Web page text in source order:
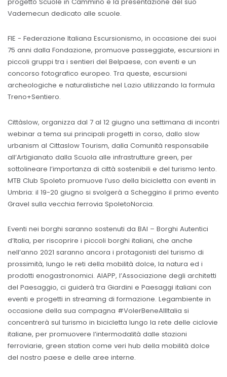
Vademecun dedicato alle scuole.
FIE - Federazione Italiana Escursionismo, in occasione dei suoi
75 anni dalla Fondazione, promuove passeggiate, escursioni in
piccoli gruppi tra i sentieri del Belpaese, con eventi e un
concorso fotografico europeo. Tra queste, escursioni
archeologiche e naturalistiche nel Lazio utilizzando la formula
Treno+Sentiero.
Cittàslow, organizza dal 7 al 12 giugno una settimana di incontri
webinar a tema sui principali progetti in corso, dallo slow
urbanism al Cittaslow Tourism, dalla Comunità responsabile
all’Artigianato dalla Scuola alle infrastrutture green, per
sottolineare l’importanza di città sostenibili e del turismo lento.
MTB Club Spoleto promuove l’uso della bicicletta con eventi in
Umbria: il 19-20 giugno si svolgerà a Scheggino il primo evento
Gravel sulla vecchia ferrovia SpoletoNorcia.
Eventi nei borghi saranno sostenuti da BAI – Borghi Autentici
d’Italia, per riscoprire i piccoli borghi italiani, che anche
nell’anno 2021 saranno ancora i protagonisti del turismo di
prossimità, lungo le reti della mobilità dolce, la natura ed i
prodotti enogastronomici. AIAPP, l’Associazione degli architetti
del Paesaggio, ci guiderà tra Giardini e Paesaggi italiani con
eventi e progetti in streaming di formazione. Legambiente in
occasione della sua compagna #VolerBeneAllItalia si
concentrerà sul turismo in bicicletta lungo la rete delle ciclovie
italiane, per promuovere l’intermodalità dalle stazioni
ferroviarie, green station come veri hub della mobilità dolce
del nostro paese e delle aree interne.